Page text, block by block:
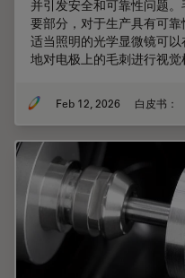
并引发安全和可靠性问题
要部分，对于生产具有可
适当照明的光学显微镜可
地对电极上的毛刺进行视觉
Feb 12, 2026 白皮书：